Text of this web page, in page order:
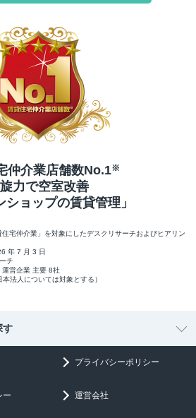
仲介業店舗数No.1※
力で空室改善
ショップの賃貸管理」
宅仲介業」を対象にしたデスクリサーチおよびヒアリン
年 7 月 3 日
チ
運営企業 主要 8社
法人については対象とする）
す
プライバシーポリシー
ー 運営会社